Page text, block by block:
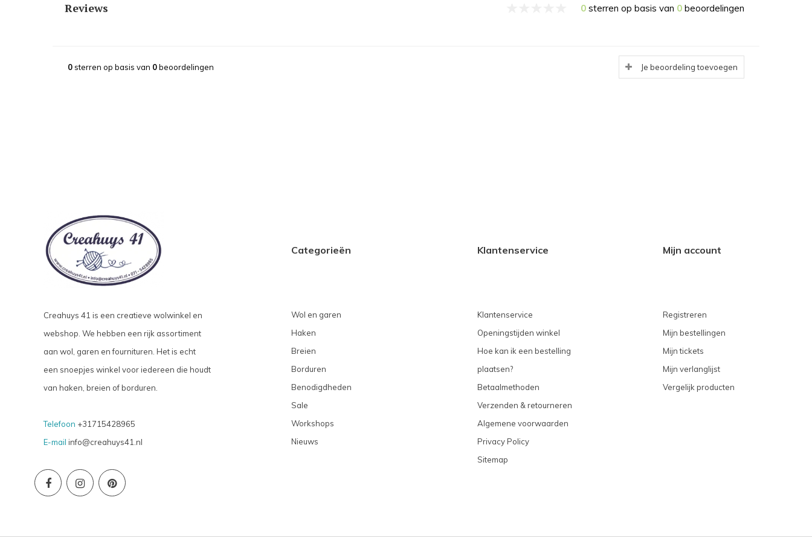
Reviews 0 sterren op basis van 0 beoordelingen
0sterren op basis van 0beoordelingen Je beoordeling toevoegen
Creahuys 41 is een creatieve wolwinkel en
webshop. We hebben een rijk assortiment
aan wol, garen en fournituren. Het is echt
een snoepjes winkel voor iedereen die houdt
van haken, breien of borduren.
Telefoon +31715428965
E-mail info@creahuys41.nl
Categorieën
Wol en garen
Haken
Breien
Borduren
Benodigdheden
Sale
Workshops
Nieuws
Klantenservice
Klantenservice
Openingstijden winkel
Hoe kan ik een bestelling
plaatsen?
Betaalmethoden
Verzenden & retourneren
Algemene voorwaarden
Privacy Policy
Sitemap
Mijn account
Registreren
Mijn bestellingen
Mijn tickets
Mijn verlanglijst
Vergelijk producten